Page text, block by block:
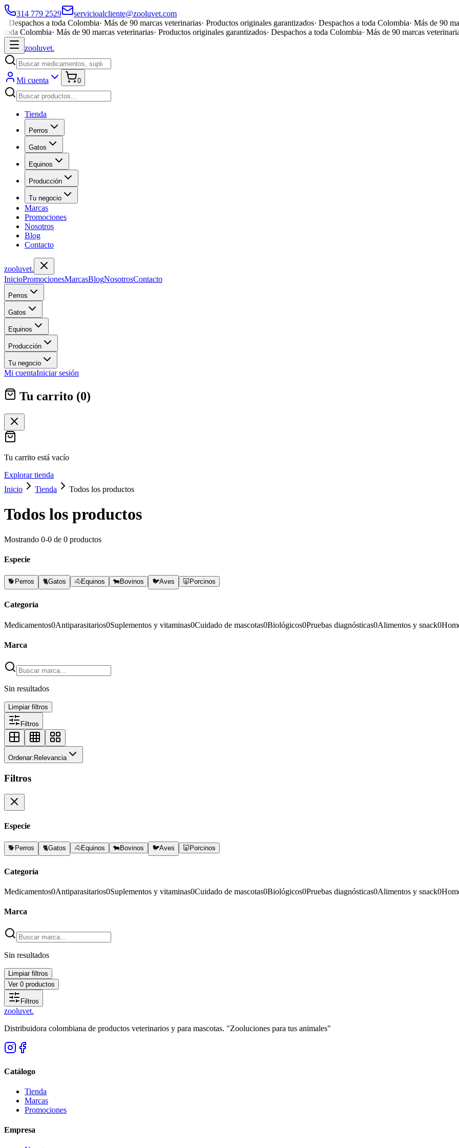
314 779 2529
servicioalcliente@zooluvet.com
Despachos a toda Colombia· Más de 90 marcas veterinarias· Productos originales garantizados· Despachos a toda Colombia· Más de 90
toda Colombia· Más de 90 marcas veterinarias· Productos originales garantizados· Despachos a toda Colombia· Más de 90 marcas
zooluvet.
Mi cuenta 0
Tienda
Perros
Gatos
Equinos
Producción
Tu negocio
Marcas
Promociones
Nosotros
Blog
Contacto
zooluvet.
InicioPromocionesMarcasBlogNosotrosContacto
Perros
Gatos
Equinos
Producción
Tu negocio
Mi cuentaIniciar sesión
Tu carrito (0)
Tu carrito está vacío
Explorar tienda
Inicio
Tienda Todos los productos
Todos los productos
Mostrando 0-0 de 0 productos
Especie
🐕 Perros 🐈Gatos 🐴Equinos 🐄Bovinos 🐦Aves 🐷 Porcinos
Categoría
Medicamentos0Antiparasitarios0Suplementos y vitaminas0Cuidado de mascotas0Biológicos0Pruebas diagnósticas0Alimentos y snack0
Marca
Sin resultados
Limpiar filtros
Filtros
Ordenar: Relevancia
Filtros
Especie
🐕 Perros 🐈Gatos 🐴Equinos 🐄Bovinos 🐦Aves 🐷 Porcinos
Categoría
Medicamentos0Antiparasitarios0Suplementos y vitaminas0Cuidado de mascotas0Biológicos0Pruebas diagnósticas0Alimentos y snack0
Marca
Sin resultados
Limpiar filtros
Ver 0 productos
Filtros
zooluvet.
Distribuidora colombiana de productos veterinarios y para mascotas. "Zooluciones para tus animales"
Catálogo
Tienda
Marcas
Promociones
Empresa